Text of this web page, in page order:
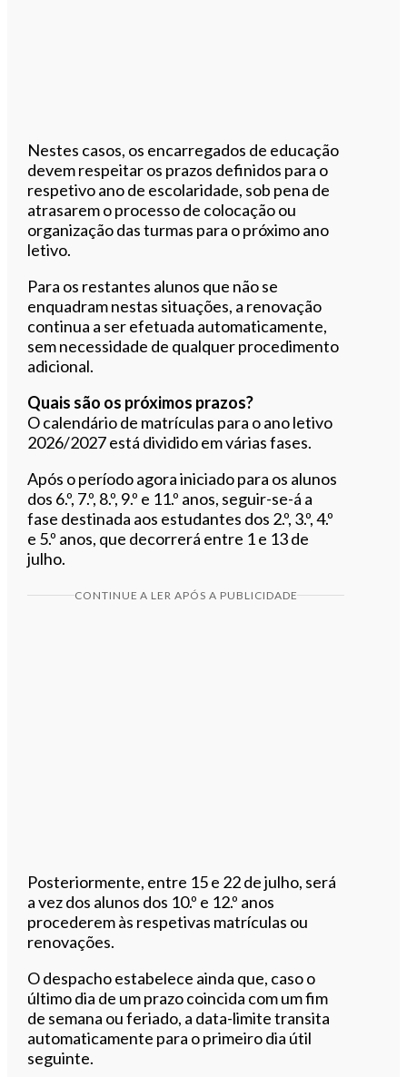
Nestes casos, os encarregados de educação
devem respeitar os prazos definidos para o
respetivo ano de escolaridade, sob pena de
atrasarem o processo de colocação ou
organização das turmas para o próximo ano
letivo.
Para os restantes alunos que não se
enquadram nestas situações, a renovação
continua a ser efetuada automaticamente,
sem necessidade de qualquer procedimento
adicional.
Quais são os próximos prazos?
O calendário de matrículas para o ano letivo
2026/2027 está dividido em várias fases.
Após o período agora iniciado para os alunos
dos 6.º, 7.º, 8.º, 9.º e 11.º anos, seguir-se-á a
fase destinada aos estudantes dos 2.º, 3.º, 4.º
e 5.º anos, que decorrerá entre 1 e 13 de
julho.
CONTINUE A LER APÓS A PUBLICIDADE
Posteriormente, entre 15 e 22 de julho, será
a vez dos alunos dos 10.º e 12.º anos
procederem às respetivas matrículas ou
renovações.
O despacho estabelece ainda que, caso o
último dia de um prazo coincida com um fim
de semana ou feriado, a data-limite transita
automaticamente para o primeiro dia útil
seguinte.